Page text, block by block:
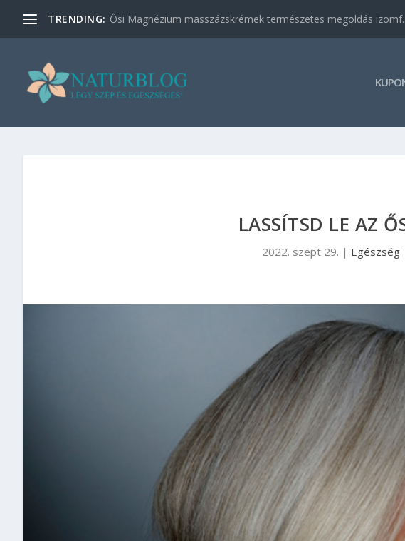
TRENDING: Ősi Magnézium masszázskrémek természetes megoldás
LASSÍTSD LE AZ
2022. szept 29. | Egészség